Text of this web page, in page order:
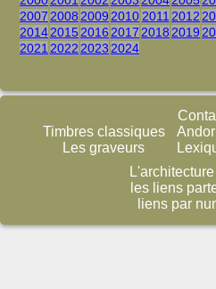
200720082009201020112012
201420152016201720182019
2021202220232024
Timbres classiques
Les graveurs
les liens
liens par